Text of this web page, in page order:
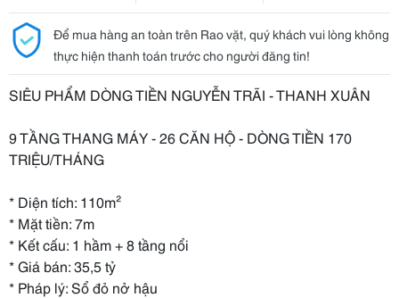
Để mua hàng an toàn trên Rao vặt, quý khách vui lòng không
thực hiện thanh toán trước cho người đăng tin!
SIÊU PHẨM DÒNG TIỀN NGUYỄN TRÃI - THANH XUÂN
9 TẦNG THANG MÁY - 26 CĂN HỘ - DÒNG TIỀN 170
TRIỆU/THÁNG
* Diện tích: 110m²
* Mặt tiền: 7m
* Kết cấu: 1 hầm + 8 tầng nổi
* Giá bán: 35,5 tỷ
* Pháp lý: Sổ đỏ nở hậu